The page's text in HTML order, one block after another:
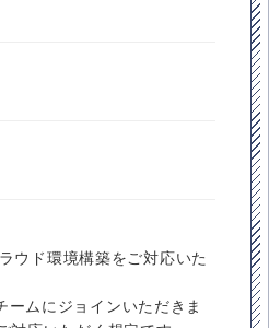
ウド環境構築をご対応いた
ムにジョインいただきま